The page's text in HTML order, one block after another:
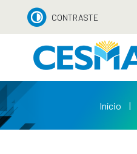
CONTRASTE
Início